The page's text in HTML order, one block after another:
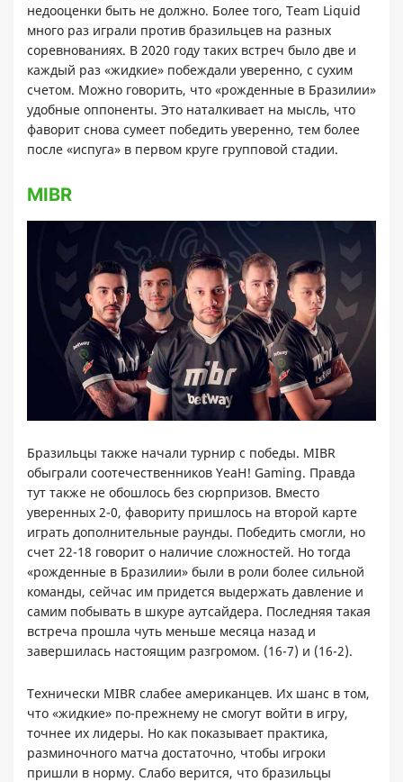
недооценки быть не должно. Более того, Team Liquid
много раз играли против бразильцев на разных
соревнованиях. В 2020 году таких встреч было две и
каждый раз «жидкие» побеждали уверенно, с сухим
счетом. Можно говорить, что «рожденные в Бразилии»
удобные оппоненты. Это наталкивает на мысль, что
фаворит снова сумеет победить уверенно, тем более
после «испуга» в первом круге групповой стадии.
MIBR
Бразильцы также начали турнир с победы. MIBR
обыграли соотечественников YeaH! Gaming. Правда
тут также не обошлось без сюрпризов. Вместо
уверенных 2-0, фавориту пришлось на второй карте
играть дополнительные раунды. Победить смогли, но
счет 22-18 говорит о наличие сложностей. Но тогда
«рожденные в Бразилии» были в роли более сильной
команды, сейчас им придется выдержать давление и
самим побывать в шкуре аутсайдера. Последняя такая
встреча прошла чуть меньше месяца назад и
завершилась настоящим разгромом. (16-7) и (16-2).
Технически MIBR слабее американцев. Их шанс в том,
что «жидкие» по-прежнему не смогут войти в игру,
точнее их лидеры. Но как показывает практика,
разминочного матча достаточно, чтобы игроки
пришли в норму. Слабо верится, что бразильцы